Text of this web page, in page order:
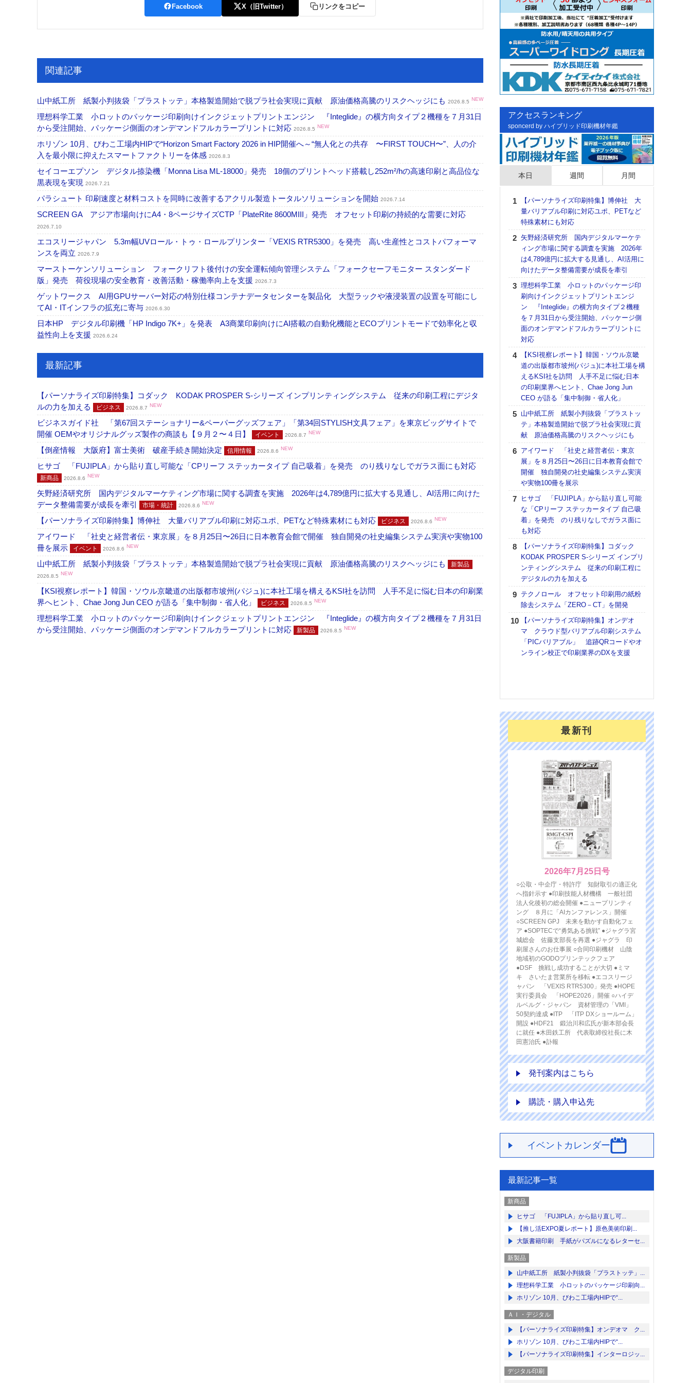
Facebook X（旧Twitter） リンクをコピー
関連記事
山中紙工所 紙製小判抜袋「プラストッテ」本格製造開始で脱プラ社会実現に貢献 原油価格高騰のリスクヘッジにも 2026.8.5 NEW
理想科学工業 小ロットのパッケージ印刷向けインクジェットプリントエンジン 『Integlide』の横方向タイプ２機種を７月31日
から受注開始、パッケージ側面のオンデマンドフルカラープリントに対応 2026.8.5 NEW
ホリゾン 10月、びわこ工場内HIPで“Horizon Smart Factory 2026 in HIP開催へ～“無人化との共存 〜FIRST TOUCH〜”、人の介
入を最小限に抑えたスマートファクトリーを体感 2026.8.3
セイコーエプソン デジタル捺染機「Monna Lisa ML-18000」発売 18個のプリントヘッド搭載し252m²/hの高速印刷と高品位な
黒表現を実現 2026.7.21
パラシュート 印刷速度と材料コストを同時に改善するアクリル製造トータルソリューションを開始 2026.7.14
SCREEN GA アジア市場向けにA4・8ページサイズCTP「PlateRite 8600MIII」発売 オフセット印刷の持続的な需要に対応
2026.7.10
エコスリージャパン 5.3m幅UVロール・トゥ・ロールプリンター「VEXIS RTR5300」を発売 高い生産性とコストパフォーマ
ンスを両立 2026.7.9
マーストーケンソリューション フォークリフト後付けの安全運転傾向管理システム「フォークセーフモニター スタンダード
版」発売 荷役現場の安全教育・改善活動・稼働率向上を支援 2026.7.3
ゲットワークス AI用GPUサーバー対応の特別仕様コンテナデータセンターを製品化 大型ラックや液浸装置の設置を可能にし
てAI・ITインフラの拡充に寄与 2026.6.30
日本HP デジタル印刷機「HP Indigo 7K+」を発表 A3商業印刷向けにAI搭載の自動化機能とECOプリントモードで効率化と収
益性向上を支援 2026.6.24
最新記事
【パーソナライズ印刷特集】コダック KODAK PROSPER S-シリーズ インプリンティングシステム 従来の印刷工程にデジタ
ルの力を加える
ビジネス 2026.8.7 NEW
ビジネスガイド社 「第67回ステーショナリー&ペーパーグッズフェア」「第34回STYLISH文具フェア」を東京ビッグサイトで
開催 OEMやオリジナルグッズ製作の商談も【９月２〜４日】
イベント 2026.8.7 NEW
【倒産情報 大阪府】富士美術 破産手続き開始決定 信用情報 2026.8.6 NEW
ヒサゴ 「FUJIPLA」から貼り直し可能な「CPリーフ ステッカータイプ 自己吸着」を発売 のり残りなしでガラス面にも対応
新商品 2026.8.6 NEW
矢野経済研究所 国内デジタルマーケティング市場に関する調査を実施 2026年は4,789億円に拡大する見通し、AI活用に向けた
データ整備需要が成長を牽引
市場・統計 2026.8.6 NEW
【パーソナライズ印刷特集】博伸社 大量バリアブル印刷に対応ユポ、PETなど特殊素材にも対応 ビジネス 2026.8.6 NEW
アイワード 「社史と経営者伝・東京展」を８月25日〜26日に日本教育会館で開催 独自開発の社史編集システム実演や実物100
冊を展示
イベント 2026.8.6 NEW
山中紙工所 紙製小判抜袋「プラストッテ」本格製造開始で脱プラ社会実現に貢献 原油価格高騰のリスクヘッジにも 新製品
2026.8.5 NEW
【KSI視察レポート】韓国・ソウル京畿道の出版都市坡州(パジュ)に本社工場を構えるKSI社を訪問 人手不足に悩む日本の印刷業
界へヒント、Chae Jong Jun CEO が語る「集中制御・省人化」
ビジネス 2026.8.5 NEW
理想科学工業 小ロットのパッケージ印刷向けインクジェットプリントエンジン 『Integlide』の横方向タイプ２機種を７月31日
から受注開始、パッケージ側面のオンデマンドフルカラープリントに対応
新製品 2026.8.5 NEW
アクセスランキング
sponcerd by ハイブリッド印刷機材年鑑
本日 週間 月間
【パーソナライズ印刷特集】博伸社 大
量バリアブル印刷に対応ユポ、PETなど
特殊素材にも対応
矢野経済研究所 国内デジタルマーケテ
ィング市場に関する調査を実施 2026年
は4,789億円に拡大する見通し、AI活用に
向けたデータ整備需要が成長を牽引
理想科学工業 小ロットのパッケージ印
刷向けインクジェットプリントエンジ
ン 『Integlide』の横方向タイプ２機種
を７月31日から受注開始、パッケージ側
面のオンデマンドフルカラープリントに
対応
【KSI視察レポート】韓国・ソウル京畿
道の出版都市坡州(パジュ)に本社工場を構
えるKSI社を訪問 人手不足に悩む日本
の印刷業界へヒント、Chae Jong Jun
CEO が語る「集中制御・省人化」
山中紙工所 紙製小判抜袋「プラストッ
テ」本格製造開始で脱プラ社会実現に貢
献 原油価格高騰のリスクヘッジにも
アイワード 「社史と経営者伝・東京
展」を８月25日〜26日に日本教育会館で
開催 独自開発の社史編集システム実演
や実物100冊を展示
ヒサゴ 「FUJIPLA」から貼り直し可能
な「CPリーフ ステッカータイプ 自己吸
着」を発売 のり残りなしでガラス面に
も対応
【パーソナライズ印刷特集】コダック
KODAK PROSPER S-シリーズ インプリ
ンティングシステム 従来の印刷工程に
デジタルの力を加える
テクノロール オフセット印刷用の紙粉
除去システム「ZERO－CT」を開発
【パーソナライズ印刷特集】オンデオ
マ クラウド型バリアブル印刷システム
「PICバリアブル」 追跡QRコードやオ
ンライン校正で印刷業界のDXを支援
最新刊
2026年7月25日号
○公取・中企庁・特許庁 知財取引の適正化
へ指針示す ●印刷技能人材機構 一般社団
法人化後初の総会開催 ●ニュープリンティ
ング ８月に「AIカンファレンス」開催
○SCREEN GPJ 未来を動かす自動化フェ
ア ●SOPTECで“勇気ある挑戦” ●ジャグラ宮
城総会 佐藤支部長を再選 ●ジャグラ 印
刷屋さんのお仕事展 ○合同印刷機材 山陰
地域初のGODOプリンテックフェア
●DSF 挑戦し成功することが大切 ●ミマ
キ さいたま営業所を移転 ●エコスリージ
ャパン 「VEXIS RTR5300」発売 ●HOPE
実行委員会 「HOPE2026」開催 ○ハイデ
ルベルグ・ジャパン 資材管理の「VMI」
50契約達成 ●ITP 「ITP DXショールーム」
開設 ●HDF21 鍛治川和広氏が新本部会長
に就任 ●木田鉄工所 代表取締役社長に木
田憲治氏 ●訃報
発刊案内はこちら
購読・購入申込先
イベントカレンダー
最新記事一覧
新商品
ヒサゴ 「FUJIPLA」から貼り直し可...
【推し活EXPO夏レポート】原色美術印刷...
大阪書籍印刷 手紙がパズルになるレターセ...
新製品
山中紙工所 紙製小判抜袋「プラストッテ」...
理想科学工業 小ロットのパッケージ印刷向...
ホリゾン 10月、びわこ工場内HIPで“...
ＡＩ・デジタル
【パーソナライズ印刷特集】オンデオマ ク...
ホリゾン 10月、びわこ工場内HIPで“...
【パーソナライズ印刷特集】インターロジッ...
デジタル印刷